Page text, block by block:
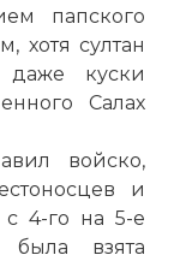
папского
хотя султан
даже куски
Салах
войско,
и
4-го на 5-е
была взята